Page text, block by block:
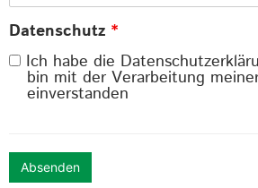
Datenschutz *
Ich habe die
bin mit der Verarbeitung
einverstanden